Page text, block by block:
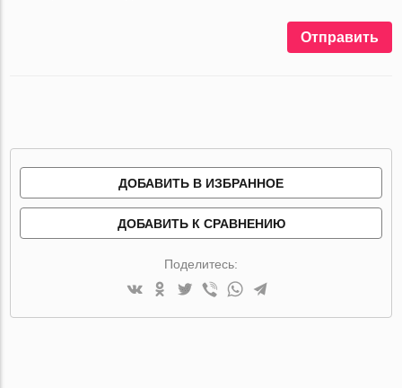
Отправить
ДОБАВИТЬ В ИЗБРАННОЕ
ДОБАВИТЬ К СРАВНЕНИЮ
Поделитесь: